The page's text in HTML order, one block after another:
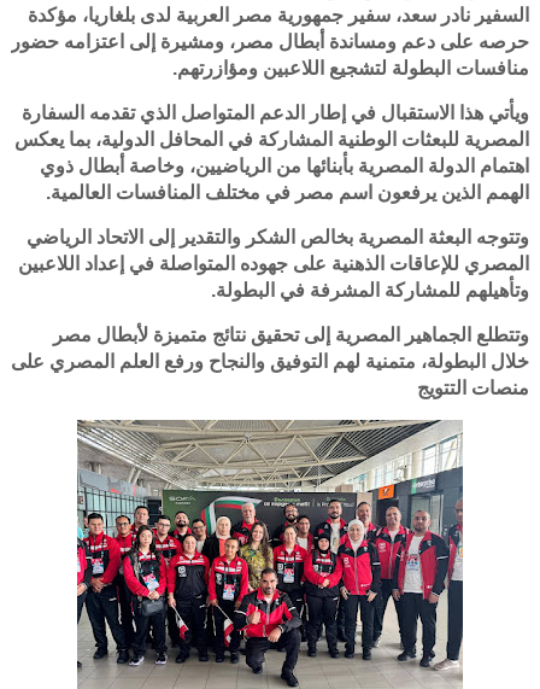
السفير نادر سعد، سفير جمهورية مصر العربية لدى بلغاريا، مؤكدة
حرصه على دعم ومساندة أبطال مصر، ومشيرة إلى اعتزامه حضور
منافسات البطولة لتشجيع اللاعبين ومؤازرتهم.
ويأتي هذا الاستقبال في إطار الدعم المتواصل الذي تقدمه السفارة
المصرية للبعثات الوطنية المشاركة في المحافل الدولية، بما يعكس
اهتمام الدولة المصرية بأبنائها من الرياضيين، وخاصة أبطال ذوي
الهمم الذين يرفعون اسم مصر في مختلف المنافسات العالمية.
وتتوجه البعثة المصرية بخالص الشكر والتقدير إلى الاتحاد الرياضي
المصري للإعاقات الذهنية على جهوده المتواصلة في إعداد اللاعبين
وتأهيلهم للمشاركة المشرفة في البطولة.
وتتطلع الجماهير المصرية إلى تحقيق نتائج متميزة لأبطال مصر
خلال البطولة، متمنية لهم التوفيق والنجاح ورفع العلم المصري على
منصات التتويج